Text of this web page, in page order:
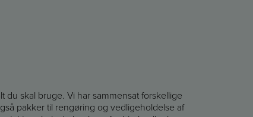
skal bruge. Vi har sammensat forskellige
pakker til rengøring og vedligeholdelse af